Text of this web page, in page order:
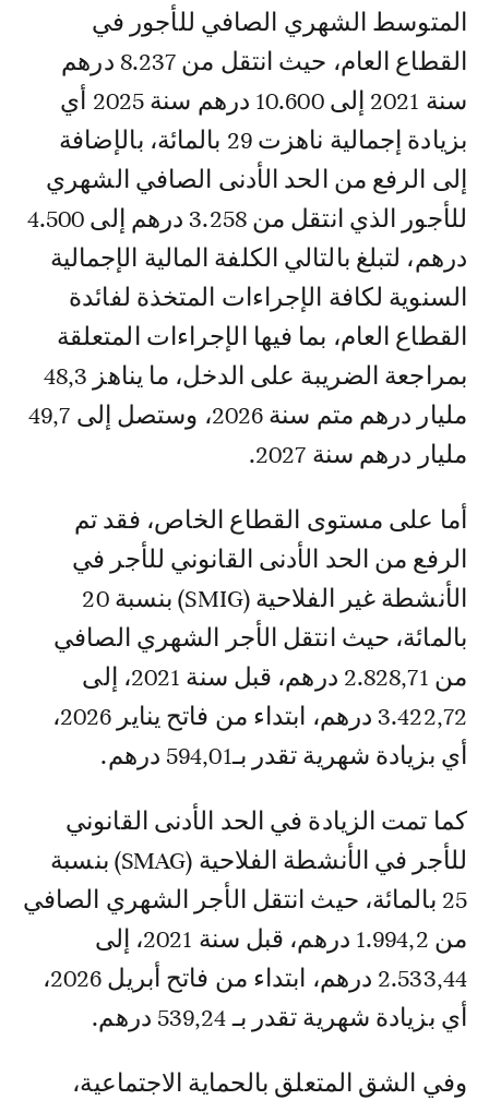
المتوسط الشهري الصافي للأجور في
القطاع العام، حيث انتقل من 8.237 درهم
سنة 2021 إلى 10.600 درهم سنة 2025 أي
بزيادة إجمالية ناهزت 29 بالمائة، بالإضافة
إلى الرفع من الحد الأدنى الصافي الشهري
للأجور الذي انتقل من 3.258 درهم إلى 4.500
درهم، لتبلغ بالتالي الكلفة المالية الإجمالية
السنوية لكافة الإجراءات المتخذة لفائدة
القطاع العام، بما فيها الإجراءات المتعلقة
بمراجعة الضريبة على الدخل، ما يناهز 48,3
مليار درهم متم سنة 2026، وستصل إلى 49,7
مليار درهم سنة 2027.
أما على مستوى القطاع الخاص، فقد تم
الرفع من الحد الأدنى القانوني للأجر في
الأنشطة غير الفلاحية (SMIG) بنسبة 20
بالمائة، حيث انتقل الأجر الشهري الصافي
من 2.828,71 درهم، قبل سنة 2021، إلى
3.422,72 درهم، ابتداء من فاتح يناير 2026،
أي بزيادة شهرية تقدر بـ594,01 درهم.
كما تمت الزيادة في الحد الأدنى القانوني
للأجر في الأنشطة الفلاحية (SMAG) بنسبة
25 بالمائة، حيث انتقل الأجر الشهري الصافي
من 1.994,2 درهم، قبل سنة 2021، إلى
2.533,44 درهم، ابتداء من فاتح أبريل 2026،
أي بزيادة شهرية تقدر بـ 539,24 درهم.
وفي الشق المتعلق بالحماية الاجتماعية،